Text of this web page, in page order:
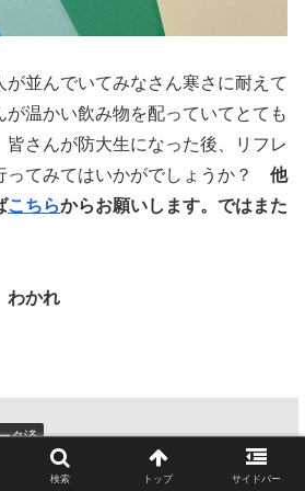
が並んでいてみなさん寒さに耐えて
が温かい飲み物を配っていてとても
皆さんが防大生になった後、リフレ
ってみてはいかがでしょうか？ 他
こちらからお願いします。ではまた
わかれ
タ済
シェアする
検索 トップ サイドバー